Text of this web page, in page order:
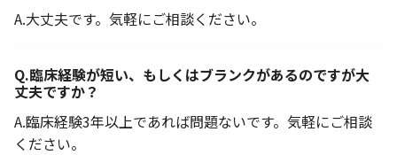
A.大丈夫です。気軽にご相談ください。
Q.臨床経験が短い、もしくはブランクがあるのですが大
丈夫ですか？
A.臨床経験3年以上であれば問題ないです。気軽にご相談
ください。